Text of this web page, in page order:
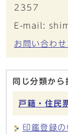
2357
E-mail:
お問い合わせ
同じ分類から
戸籍・住民
印鑑登録